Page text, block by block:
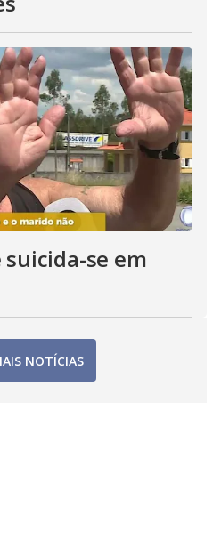
se em
NOTÍCIAS